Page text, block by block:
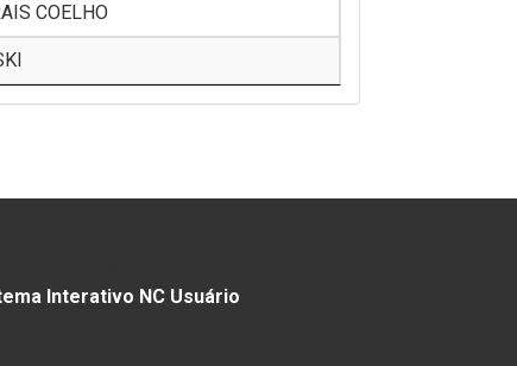
COELHO
Interativo NC Usuário